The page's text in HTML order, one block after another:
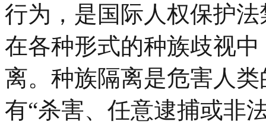
行为，是国际人权保护
在各种形式的种族歧视
离。种族隔离是危害人
有“杀害、任意逮捕或非